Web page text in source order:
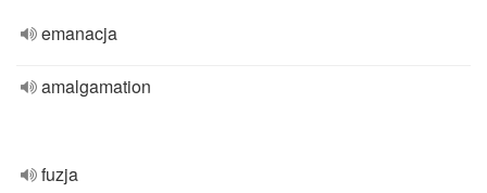
emanacja
amalgamation
fuzja